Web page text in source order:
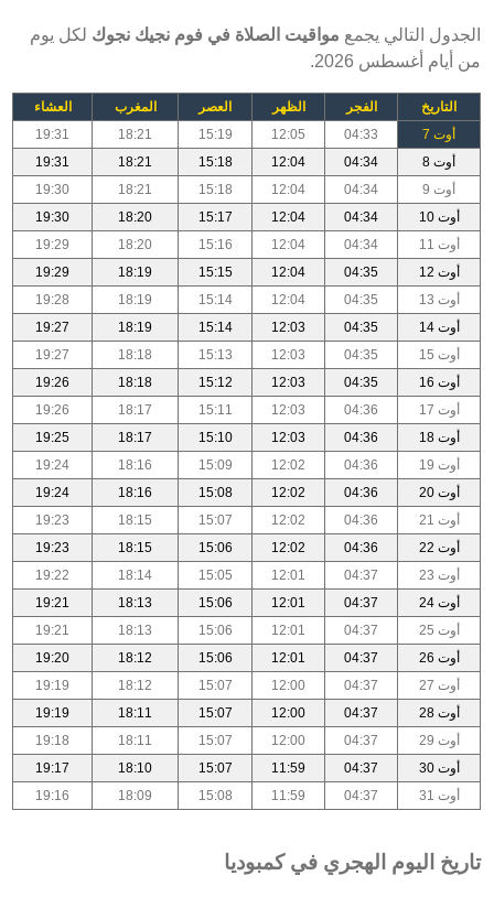
الجدول التالي يجمع مواقيت الصلاة في فوم نجيك نجوك لكل يوم
من أيام أغسطس 2026.
التاريخ الفجر الظهر العصر المغرب
العشاء
أوت 7
04:33
12:05
15:19
18:21
19:31
أوت 8
04:34
12:04
15:18
18:21
19:31
أوت 9
04:34
12:04
15:18
18:21
19:30
أوت 10
04:34
12:04
15:17
18:20
19:30
أوت 11
04:34
12:04
15:16
18:20
19:29
أوت 12
04:35
12:04
15:15
18:19
19:29
أوت 13
04:35
12:04
15:14
18:19
19:28
أوت 14
04:35
12:03
15:14
18:19
19:27
أوت 15
04:35
12:03
15:13
18:18
19:27
أوت 16
04:35
12:03
15:12
18:18
19:26
أوت 17
04:36
12:03
15:11
18:17
19:26
أوت 18
04:36
12:03
15:10
18:17
19:25
أوت 19
04:36
12:02
15:09
18:16
19:24
أوت 20
04:36
12:02
15:08
18:16
19:24
أوت 21
04:36
12:02
15:07
18:15
19:23
أوت 22
04:36
12:02
15:06
18:15
19:23
أوت 23
04:37
12:01
15:05
18:14
19:22
أوت 24
04:37
12:01
15:06
18:13
19:21
أوت 25
04:37
12:01
15:06
18:13
19:21
أوت 26
04:37
12:01
15:06
18:12
19:20
أوت 27
04:37
12:00
15:07
18:12
19:19
أوت 28
04:37
12:00
15:07
18:11
19:19
أوت 29
04:37
12:00
15:07
18:11
19:18
أوت 30
04:37
11:59
15:07
18:10
19:17
أوت 31
04:37
11:59
15:08
18:09
19:16
تاريخ اليوم الهجري في كمبوديا